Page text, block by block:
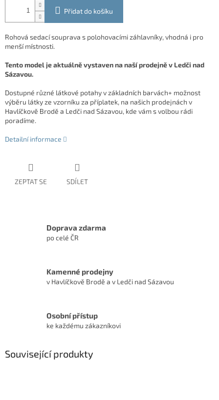
Přidat do košíku
Rohová sedací souprava s polohovacími záhlavníky, vhodná i pro
menší místnosti.
Tento model je aktuálně vystaven na naší prodejně v Ledči nad
Sázavou.
Dostupné různé látkové potahy v základních barvách+ možnost
výběru látky ze vzorníku za příplatek, na našich prodejnách v
Havlíčkově Brodě a Ledči nad Sázavou, kde vám s volbou rádi
poradíme.
Detailní informace
ZEPTAT SE SDÍLET
Doprava zdarma
po celé ČR
Kamenné prodejny
v Havlíčkově Brodě a v Ledči nad Sázavou
Osobní přístup
ke každému zákazníkovi
Související produkty